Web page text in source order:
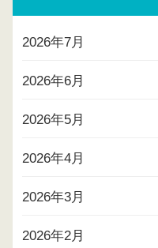
2026年7月
2026年6月
2026年5月
2026年4月
2026年3月
2026年2月